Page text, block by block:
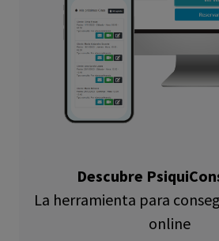
Descubre
La herramienta para
online